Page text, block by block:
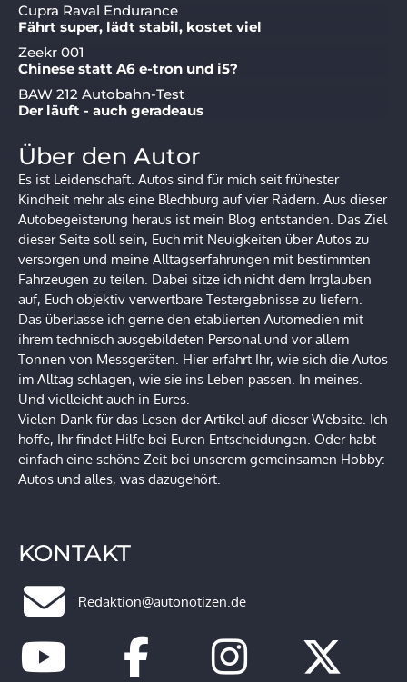
Cupra Raval Endurance
Fährt super, lädt stabil, kostet viel
Zeekr 001
Chinese statt A6 e-tron und i5?
BAW 212 Autobahn-Test
Der läuft - auch geradeaus
Über den Autor
Es ist Leidenschaft. Autos sind für mich seit frühester
Kindheit mehr als eine Blechburg auf vier Rädern. Aus dieser
Autobegeisterung heraus ist mein Blog entstanden. Das Ziel
dieser Seite soll sein, Euch mit Neuigkeiten über Autos zu
versorgen und meine Alltagserfahrungen mit bestimmten
Fahrzeugen zu teilen. Dabei sitze ich nicht dem Irrglauben
auf, Euch objektiv verwertbare Testergebnisse zu liefern.
Das überlasse ich gerne den etablierten Automedien mit
ihrem technisch ausgebildeten Personal und vor allem
Tonnen von Messgeräten. Hier erfahrt Ihr, wie sich die Autos
im Alltag schlagen, wie sie ins Leben passen. In meines.
Und vielleicht auch in Eures.
Vielen Dank für das Lesen der Artikel auf dieser Website. Ich
hoffe, Ihr findet Hilfe bei Euren Entscheidungen. Oder habt
einfach eine schöne Zeit bei unserem gemeinsamen Hobby:
Autos und alles, was dazugehört.
KONTAKT
Redaktion@autonotizen.de